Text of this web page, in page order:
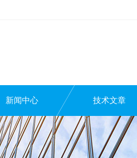
新闻中心 技术文章